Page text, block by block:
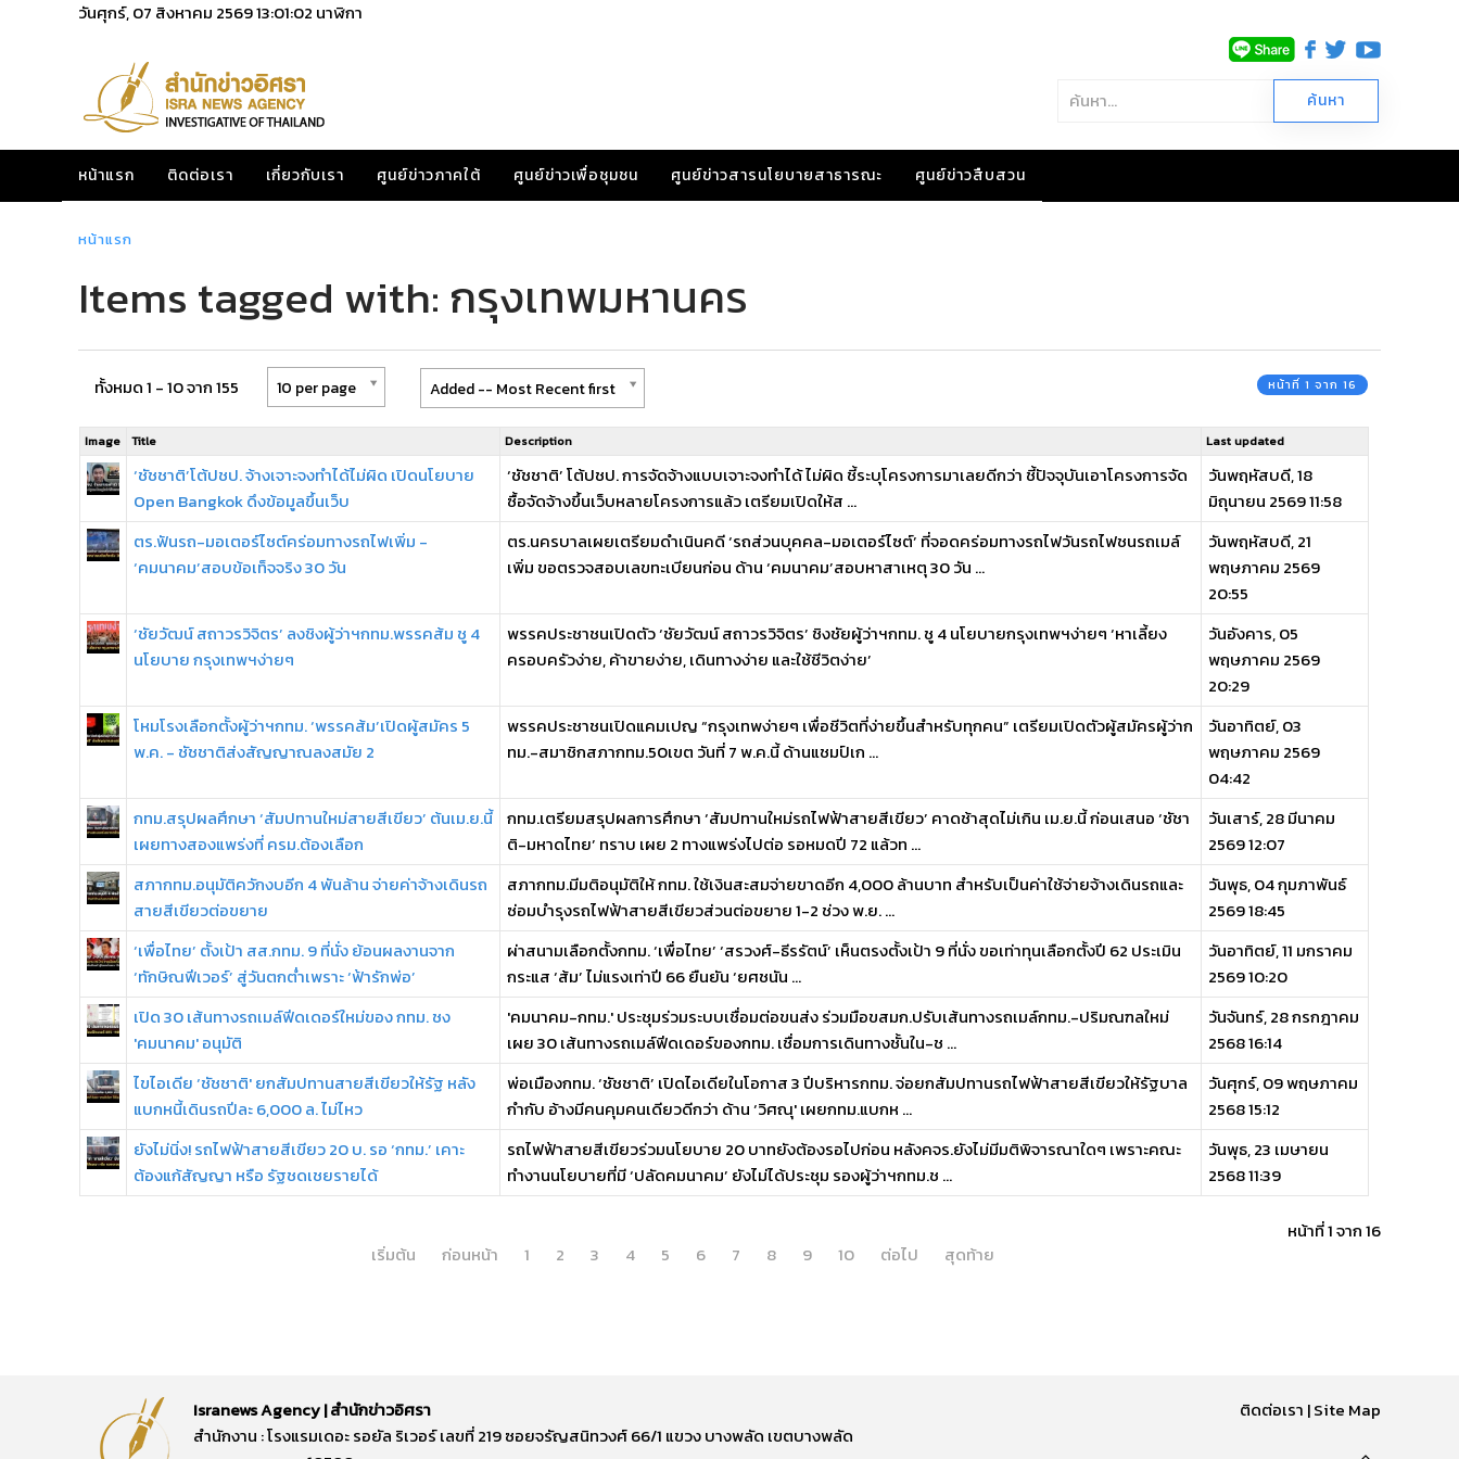
วันศุกร์, 07 สิงหาคม 256913:01:03 นาฬิกา
หน้าแรก ติดต่อเรา เกี่ยวกับเรา ศูนย์ข่าวภาคใต้ ศูนย์ข่าวเพื่อชุมชน ศูนย์ข่าวสารนโยบายสาธารณะ ศูนย์ข่าวสืบสวน
หน้าแรก
Items tagged with: กรุงเทพมหานคร
ทั้งหมด 1 - 10 จาก 155 10 per page Added -- Most Recent first หน้าที่ 1 จาก 16
Image Title Description Last updated
‘ชัชชาติ’โต้ปชป. จ้างเจาะจงทำได้ไม่ผิด เปิดนโยบาย
Open Bangkok ดึงข้อมูลขึ้นเว็บ
‘ชัชชาติ’ โต้ปชป. การจัดจ้างแบบเจาะจงทำได้ ไม่ผิด ชี้ระบุโครงการมาเลยดีกว่า ชี้ปัจจุบันเอาโครงการจัด
ซื้อจัดจ้างขึ้นเว็บหลายโครงการแล้ว เตรียมเปิดให้ส ...
วันพฤหัสบดี, 18
มิถุนายน 2569 11:58
ตร.ฟันรถ-มอเตอร์ไซต์คร่อมทางรถไฟเพิ่ม -
‘คมนาคม’สอบข้อเท็จจริง 30 วัน
ตร.นครบาลเผยเตรียมดำเนินคดี ‘รถส่วนบุคคล-มอเตอร์ไซต์’ ที่จอดคร่อมทางรถไฟวันรถไฟชนรถเมล์
เพิ่ม ขอตรวจสอบเลขทะเบียนก่อน ด้าน ‘คมนาคม’สอบหาสาเหตุ 30 วัน ...
วันพฤหัสบดี, 21
พฤษภาคม 2569
20:55
‘ชัยวัฒน์ สถาวรวิจิตร’ ลงชิงผู้ว่าฯกทม.พรรคส้ม ชู 4
นโยบาย กรุงเทพฯง่ายๆ
พรรคประชาชนเปิดตัว ‘ชัยวัฒน์ สถาวรวิจิตร’ ชิงชัยผู้ว่าฯกทม. ชู 4 นโยบายกรุงเทพฯง่ายๆ ‘หาเลี้ยง
ครอบครัวง่าย, ค้าขายง่าย, เดินทางง่าย และใช้ชีวิตง่าย’
วันอังคาร, 05
พฤษภาคม 2569
20:29
โหมโรงเลือกตั้งผู้ว่าฯกทม. ‘พรรคส้ม’เปิดผู้สมัคร 5
พ.ค. - ชัชชาติส่งสัญญาณลงสมัย 2
พรรคประชาชนเปิดแคมเปญ “กรุงเทพง่ายๆ เพื่อชีวิตที่ง่ายขึ้นสำหรับทุกคน” เตรียมเปิดตัวผู้สมัครผู้ว่าก
ทม.-สมาชิกสภากทม.50เขต วันที่ 7 พ.ค.นี้ ด้านแชมป์เก ...
วันอาทิตย์, 03
พฤษภาคม 2569
04:42
กทม.สรุปผลศึกษา ‘สัมปทานใหม่สายสีเขียว’ ต้นเม.ย.นี้
เผยทางสองแพร่งที่ ครม.ต้องเลือก
กทม.เตรียมสรุปผลการศึกษา ‘สัมปทานใหม่รถไฟฟ้าสายสีเขียว’ คาดช้าสุดไม่เกิน เม.ย.นี้ ก่อนเสนอ ‘ชัชา
ติ-มหาดไทย’ ทราบ เผย 2 ทางแพร่งไปต่อ รอหมดปี 72 แล้วท ...
วันเสาร์, 28 มีนาคม
2569 12:07
สภากทม.อนุมัติควักงบอีก 4 พันล้าน จ่ายค่าจ้างเดินรถ
สายสีเขียวต่อขยาย
สภากทม.มีมติอนุมัติให้ กทม. ใช้เงินสะสมจ่ายขาดอีก 4,000 ล้านบาท สำหรับเป็นค่าใช้จ่ายจ้างเดินรถและ
ซ่อมบำรุงรถไฟฟ้าสายสีเขียวส่วนต่อขยาย 1-2 ช่วง พ.ย. ...
วันพุธ, 04 กุมภาพันธ์
2569 18:45
‘เพื่อไทย’ ตั้งเป้า สส.กทม. 9 ที่นั่ง ย้อนผลงานจาก
‘ทักษิณฟีเวอร์’ สู่วันตกต่ำเพราะ ‘ฟ้ารักพ่อ’
ผ่าสนามเลือกตั้งกทม. ‘เพื่อไทย’ ‘สรวงศ์-ธีรรัตน์’ เห็นตรงตั้งเป้า 9 ที่นั่ง ขอเท่าทุนเลือกตั้งปี 62 ประเมิน
กระแส ‘ส้ม’ ไม่แรงเท่าปี 66 ยืนยัน ‘ยศชนัน ...
วันอาทิตย์, 11 มกราคม
2569 10:20
เปิด 30 เส้นทางรถเมล์ฟีดเดอร์ใหม่ของ กทม. ชง
'คมนาคม' อนุมัติ
'คมนาคม-กทม.' ประชุมร่วมระบบเชื่อมต่อขนส่ง ร่วมมือขสมก.ปรับเส้นทางรถเมล์กทม.-ปริมณฑลใหม่
เผย 30 เส้นทางรถเมล์ฟีดเดอร์ของกทม. เชื่อมการเดินทางชั้นใน-ช ...
วันจันทร์, 28 กรกฎาคม
2568 16:14
ไขไอเดีย ‘ชัชชาติ' ยกสัมปทานสายสีเขียวให้รัฐ หลัง
แบกหนี้เดินรถปีละ 6,000 ล. ไม่ไหว
พ่อเมืองกทม. ‘ชัชชาติ’ เปิดไอเดียในโอกาส 3 ปีบริหารกทม. จ่อยกสัมปทานรถไฟฟ้าสายสีเขียวให้รัฐบาล
กำกับ อ้างมีคนคุมคนเดียวดีกว่า ด้าน ‘วิศณุ' เผยกทม.แบกห ...
วันศุกร์, 09 พฤษภาคม
2568 15:12
ยังไม่นิ่ง! รถไฟฟ้าสายสีเขียว 20 บ. รอ ‘กทม.’ เคาะ
ต้องแก้สัญญา หรือ รัฐชดเชยรายได้
รถไฟฟ้าสายสีเขียวร่วมนโยบาย 20 บาทยังต้องรอไปก่อน หลังคจร.ยังไม่มีมติพิจารณาใดๆ เพราะคณะ
ทำงานนโยบายที่มี ‘ปลัดคมนาคม’ ยังไม่ได้ประชุม รองผู้ว่าฯกทม.ช ...
วันพุธ, 23 เมษายน
2568 11:39
หน้าที่ 1 จาก 16
เริ่มต้น
ก่อนหน้า 1 2 3 4 5 6 7 8 9 10 ต่อไป สุดท้าย
Isranews Agency | สำนักข่าวอิศรา
สำนักงาน : โรงแรมเดอะ รอยัล ริเวอร์ เลขที่ 219 ซอยจรัญสนิทวงศ์ 66/1 แขวง บางพลัด เขตบางพลัด
ติดต่อเรา |Site Map